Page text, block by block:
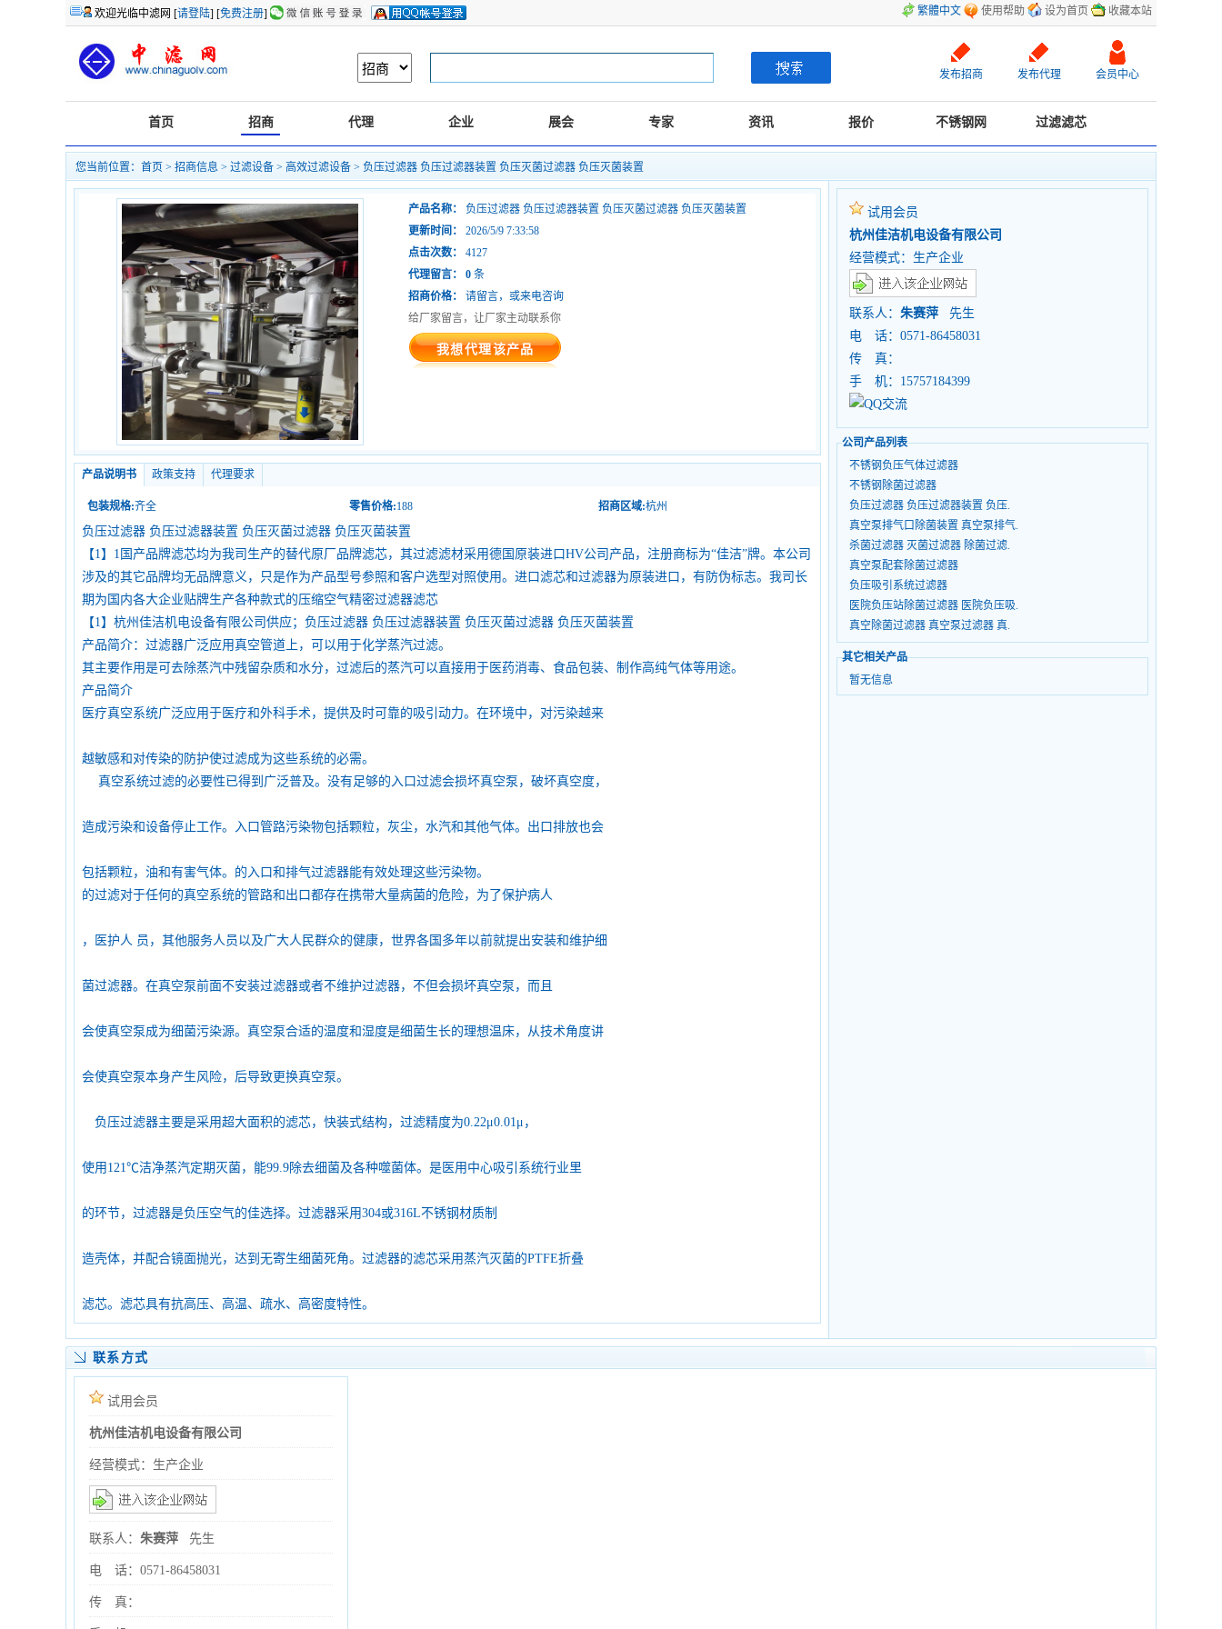
繁體中文 使用帮助 设为首页 收藏本站
欢迎光临中滤网 [请登陆] [免费注册]
发布招商 发布代理 会员中心
首页 招商 代理 企业 展会 专家 资讯 报价 不锈钢网 过滤滤芯
您当前位置： 首页 > 招商信息 > 过滤设备 > 高效过滤设备 > 负压过滤器 负压过滤器装置 负压灭菌过滤器 负压灭菌装置
产品名称：
负压过滤器 负压过滤器装置 负压灭菌过滤器 负压灭菌装置
更新时间：
2026/5/9 7:33:58
点击次数：
4127
代理留言：
0 条
招商价格：
请留言，或来电咨询
给厂家留言，让厂家主动联系你
产品说明书 政策支持 代理要求
包装规格:齐全 零售价格:188 招商区域:杭州
负压过滤器 负压过滤器装置 负压灭菌过滤器 负压灭菌装置
【1】1国产品牌滤芯均为我司生产的替代原厂品牌滤芯，其过滤滤材采用德国原装进口HV公司产品，注册商标为“佳洁”牌。本公司
涉及的其它品牌均无品牌意义，只是作为产品型号参照和客户选型对照使用。进口滤芯和过滤器为原装进口，有防伪标志。我司长
期为国内各大企业贴牌生产各种款式的压缩空气精密过滤器滤芯
【1】杭州佳洁机电设备有限公司供应；负压过滤器 负压过滤器装置 负压灭菌过滤器 负压灭菌装置
产品简介：过滤器广泛应用真空管道上，可以用于化学蒸汽过滤。
其主要作用是可去除蒸汽中残留杂质和水分，过滤后的蒸汽可以直接用于医药消毒、食品包装、制作高纯气体等用途。
产品简介
医疗真空系统广泛应用于医疗和外科手术，提供及时可靠的吸引动力。在环境中，对污染越来
越敏感和对传染的防护使过滤成为这些系统的必需。
真空系统过滤的必要性已得到广泛普及。没有足够的入口过滤会损坏真空泵，破坏真空度，
造成污染和设备停止工作。入口管路污染物包括颗粒，灰尘，水汽和其他气体。出口排放也会
包括颗粒，油和有害气体。的入口和排气过滤器能有效处理这些污染物。
的过滤对于任何的真空系统的管路和出口都存在携带大量病菌的危险，为了保护病人
，医护人 员，其他服务人员以及广大人民群众的健康，世界各国多年以前就提出安装和维护细
菌过滤器。在真空泵前面不安装过滤器或者不维护过滤器，不但会损坏真空泵，而且
会使真空泵成为细菌污染源。真空泵合适的温度和湿度是细菌生长的理想温床，从技术角度讲
会使真空泵本身产生风险，后导致更换真空泵。
负压过滤器主要是采用超大面积的滤芯，快装式结构，过滤精度为0.22μ0.01μ，
使用121℃洁净蒸汽定期灭菌，能99.9除去细菌及各种噬菌体。是医用中心吸引系统行业里
的环节，过滤器是负压空气的佳选择。过滤器采用304或316L不锈钢材质制
造壳体，并配合镜面抛光，达到无寄生细菌死角。过滤器的滤芯采用蒸汽灭菌的PTFE折叠
滤芯。滤芯具有抗高压、高温、疏水、高密度特性。
试用会员
杭州佳洁机电设备有限公司
经营模式：生产企业
联系人： 朱赛萍 先生
电 话：0571-86458031
传 真：
手 机：15757184399
公司产品列表
不锈钢负压气体过滤器
不锈钢除菌过滤器
负压过滤器 负压过滤器装置 负压.
真空泵排气口除菌装置 真空泵排气.
杀菌过滤器 灭菌过滤器 除菌过滤.
真空泵配套除菌过滤器
负压吸引系统过滤器
医院负压站除菌过滤器 医院负压吸.
真空除菌过滤器 真空泵过滤器 真.
负压专用灭菌箱 UV光氧活性炭一.
其它相关产品
暂无信息
联系方式
试用会员
杭州佳洁机电设备有限公司
经营模式：生产企业
联系人： 朱赛萍 先生
电 话：0571-86458031
传 真：